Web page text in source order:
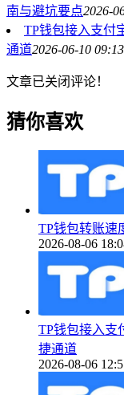
南与避坑要点2026-
TP钱包接入支付
通道2026-06-10
文章已关闭评论！
猜你喜欢
TP钱包转账速
2026-08-06
TP钱包接入支
捷通道
2026-08-06